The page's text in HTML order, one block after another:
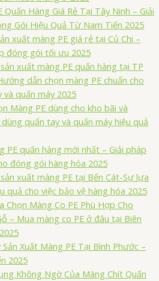
Quấn Hàng Giá Rẻ Tại Tây Ninh – Giải
Gói Hiệu Quả Từ Nam Tiến 2025
xuất màng PE giá rẻ tại Củ Chi –
đóng gói tối ưu 2025
xuất màng PE quấn hàng tại TP
dẫn chọn màng PE chuẩn cho
và quấn máy 2025
Màng PE dùng cho kho bãi và
quấn tay và quấn máy hiệu quả
PE quấn hàng mới nhất – Giải pháp
đóng gói hàng hóa 2025
xuất màng PE tại Bến Cát-Sự lựa
quả cho việc bảo vệ hàng hóa 2025
Chọn Màng Co PE Phù Hợp Cho
– Mua màng co PE ở đâu tại Biên
Xuất Màng PE Tại Bình Phước –
2025
Không Ngờ Của Màng Chít Quấn